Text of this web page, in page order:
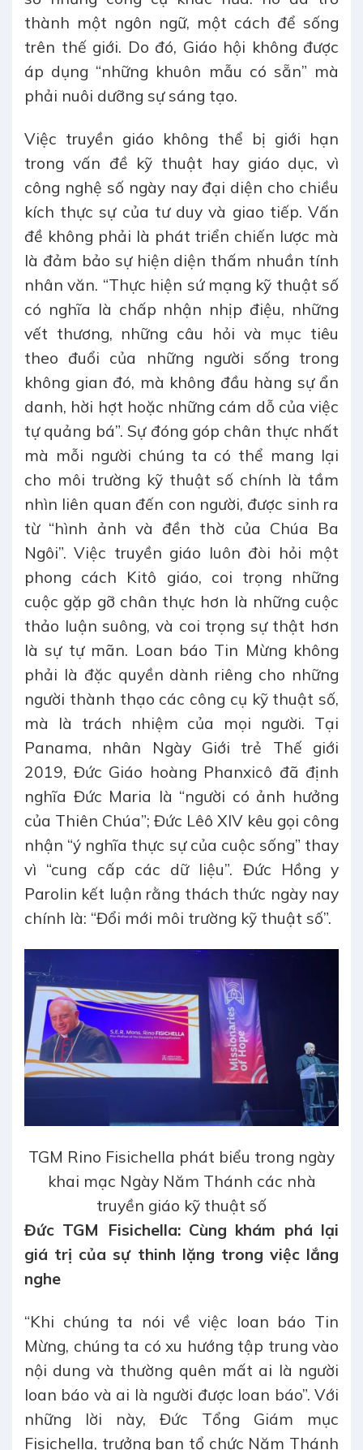
thành một ngôn ngữ, một cách để sống
trên thế giới. Do đó, Giáo hội không được
áp dụng “những khuôn mẫu có sẵn” mà
phải nuôi dưỡng sự sáng tạo.
Việc truyền giáo không thể bị giới hạn
trong vấn đề kỹ thuật hay giáo dục, vì
công nghệ số ngày nay đại diện cho chiều
kích thực sự của tư duy và giao tiếp. Vấn
đề không phải là phát triển chiến lược mà
là đảm bảo sự hiện diện thấm nhuần tính
nhân văn. “Thực hiện sứ mạng kỹ thuật số
có nghĩa là chấp nhận nhịp điệu, những
vết thương, những câu hỏi và mục tiêu
theo đuổi của những người sống trong
không gian đó, mà không đầu hàng sự ẩn
danh, hời hợt hoặc những cám dỗ của việc
tự quảng bá”. Sự đóng góp chân thực nhất
mà mỗi người chúng ta có thể mang lại
cho môi trường kỹ thuật số chính là tầm
nhìn liên quan đến con người, được sinh ra
từ “hình ảnh và đền thờ của Chúa Ba
Ngôi”. Việc truyền giáo luôn đòi hỏi một
phong cách Kitô giáo, coi trọng những
cuộc gặp gỡ chân thực hơn là những cuộc
thảo luận suông, và coi trọng sự thật hơn
là sự tự mãn. Loan báo Tin Mừng không
phải là đặc quyền dành riêng cho những
người thành thạo các công cụ kỹ thuật số,
mà là trách nhiệm của mọi người. Tại
Panama, nhân Ngày Giới trẻ Thế giới
2019, Đức Giáo hoàng Phanxicô đã định
nghĩa Đức Maria là “người có ảnh hưởng
của Thiên Chúa”; Đức Lêô XIV kêu gọi công
nhận “ý nghĩa thực sự của cuộc sống” thay
vì “cung cấp các dữ liệu”. Đức Hồng y
Parolin kết luận rằng thách thức ngày nay
chính là: “Đổi mới môi trường kỹ thuật số”.
TGM Rino Fisichella phát biểu trong ngày
khai mạc Ngày Năm Thánh các nhà
truyền giáo kỹ thuật số
Đức TGM Fisichella: Cùng khám phá lại
giá trị của sự thinh lặng trong việc lắng
nghe
“Khi chúng ta nói về việc loan báo Tin
Mừng, chúng ta có xu hướng tập trung vào
nội dung và thường quên mất ai là người
loan báo và ai là người được loan báo”. Với
những lời này, Đức Tổng Giám mục
Fisichella, trưởng ban tổ chức Năm Thánh